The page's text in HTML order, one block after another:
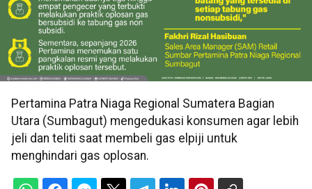
Pertamina Patra Niaga Regional Sumatera Bagian
Utara (Sumbagut) mengedukasi konsumen agar lebih
jeli dan teliti saat membeli gas elpiji untuk
menghindari gas oplosan.